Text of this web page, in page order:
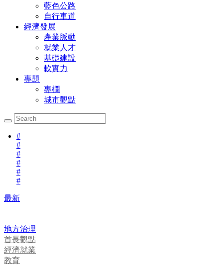
藍色公路
自行車道
經濟發展
產業脈動
就業人才
基礎建設
軟實力
專題
專欄
城市觀點
#
#
#
#
#
#
最新
地方治理
首長觀點
經濟就業
教育